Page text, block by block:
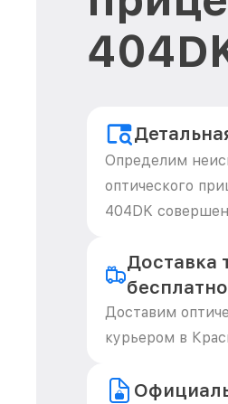
Определим
оптического
404DK
Доставка
бесплатно
Доставим
курьером в